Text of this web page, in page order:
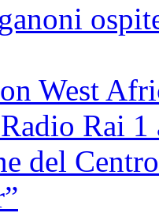
West
Rai 1
del